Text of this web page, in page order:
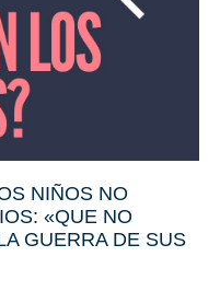
NIÑOS NO
«QUE NO
GUERRA DE SUS